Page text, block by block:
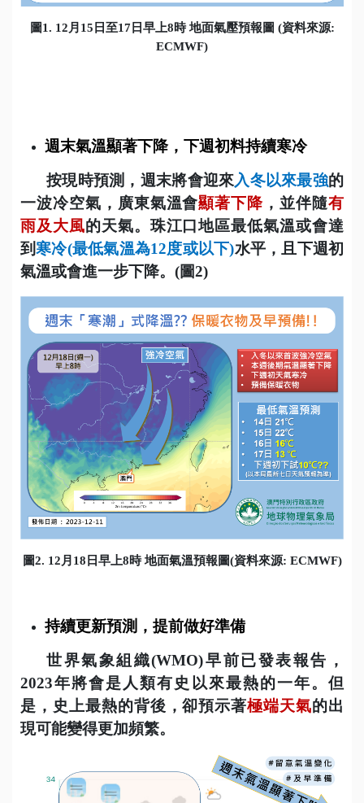
圖1. 12月 15 日至17日早上8時 地面氣壓預報圖 (資料來源:
ECMWF)
週末氣溫顯著下降，下週初料持續寒冷
按現時預測，週末將會迎來入冬以來最強的
一波冷空氣 ，廣東氣溫會顯著下降 ，並伴隨有
雨及大風的天氣。珠江口地區最低氣溫或會達
到寒冷(最低氣溫為12度或以下)水平，且下週初
氣溫或會進一步下降。 (圖2)
圖2. 12 月 18 日早上8時 地面氣溫預報圖(資料來源: ECMWF)
持續更新預測，提前做好準備
世界氣象組織(WMO)早前已發表報告，
2023年將會是人類有史以來最熱的一年。但
是，史上最熱的背後，卻預示著極端天氣的出
現可能變得更加頻繁。